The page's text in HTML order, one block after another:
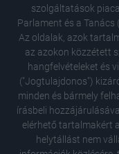
szolgáltatások
Parlament és a Tanács
Az oldalak, azok
az azokon közzétett
hangfelvételeket és
("Jogtulajdonos")
minden és bármely
írásbeli
elérhető tartalmakért
helytállást nem